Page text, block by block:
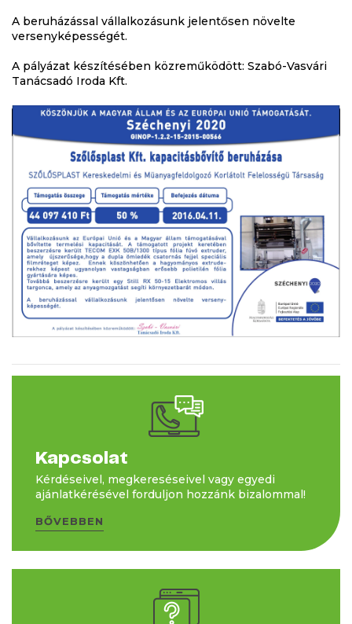
Kapcsolat
Kérdéseivel, megkereséseivel vagy egyedi
ajánlatkérésével forduljon hozzánk bizalommal!
BŐVEBBEN
A beruházással vállalkozásunk jelentősen növelte
versenyképességét.
A pályázat készítésében közreműködött: Szabó-Vasvári
Tanácsadó Iroda Kft.